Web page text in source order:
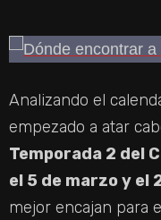
Analizando el
empezado a atar
Temporada 2 del
el 5 de marzo y el
mejor encajan para